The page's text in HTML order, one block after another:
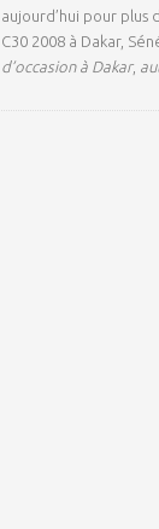
aujourd’hui pour plus
C30 2008 à Dakar,
d’occasion à Dakar,